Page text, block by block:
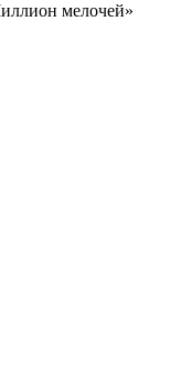
мелочей»